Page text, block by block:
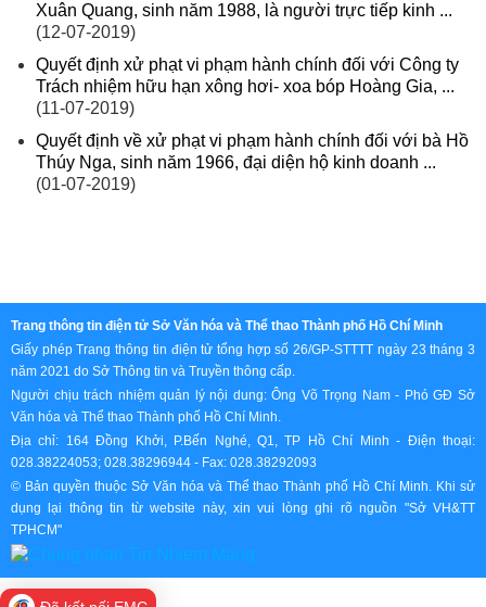
Xuân Quang, sinh năm 1988, là người trực tiếp kinh ...
(12-07-2019)
Quyết định xử phạt vi phạm hành chính đối với Công ty
Trách nhiệm hữu hạn xông hơi- xoa bóp Hoàng Gia, ...
(11-07-2019)
Quyết định về xử phạt vi phạm hành chính đối với bà Hồ
Thúy Nga, sinh năm 1966, đại diện hộ kinh doanh ...
(01-07-2019)
Trang thông tin điện tử Sở Văn hóa và Thể thao Thành phố Hồ Chí Minh
Giấy phép Trang thông tin điện tử tổng hợp số 26/GP-STTTT ngày 23 tháng 3
năm 2021 do Sở Thông tin và Truyền thông cấp.
Người chịu trách nhiệm quản lý nội dung: Ông Võ Trọng Nam - Phó GĐ Sở
Văn hóa và Thể thao Thành phố Hồ Chí Minh.
Địa chỉ: 164 Đồng Khởi, P.Bến Nghé, Q1, TP Hồ Chí Minh - Điện thoại:
028.38224053; 028.38296944 - Fax: 028.38292093
© Bản quyền thuộc Sở Văn hóa và Thể thao Thành phố Hồ Chí Minh. Khi sử
dụng lại thông tin từ website này, xin vui lòng ghi rõ nguồn "Sở VH&TT
TPHCM"